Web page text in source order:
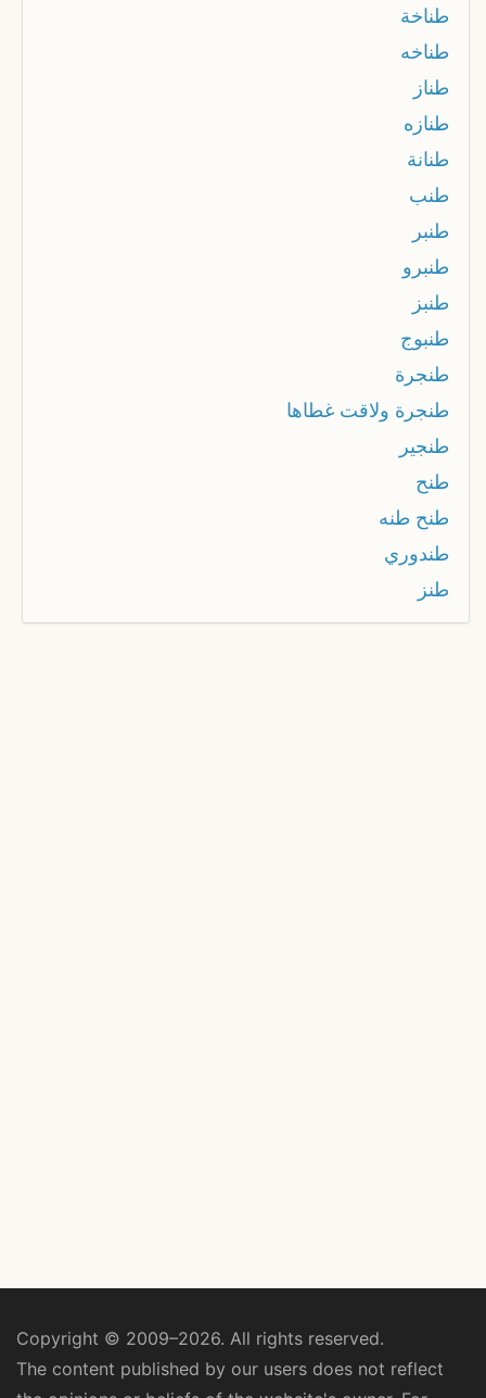
طناخة
طناخه
طناز
طنازه
طنانة
طنب
طنبر
طنبرو
طنبز
طنبوج
طنجرة
طنجرة ولاقت غطاها
طنجير
طنح
طنح طنه
طندوري
طنز
Copyright © 2009–2026. All rights reserved.
The content published by our users does not reflect